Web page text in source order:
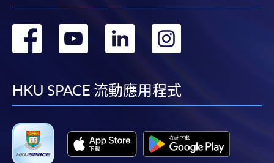
轉
facebook
轉
youtube
轉
linkedin
HKU SPACE 流動應用程式